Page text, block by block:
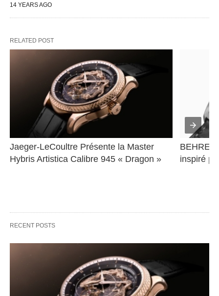
14 YEARS AGO
RELATED POST
Jaeger-LeCoultre Présente la Master
Hybris Artistica Calibre 945 « Dragon »
inspiré
RECENT POSTS